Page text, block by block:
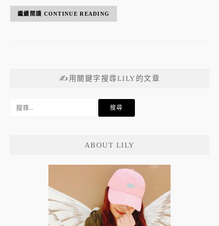
CONTINUE READING
✍用關鍵字搜尋LILY的文章
ABOUT LILY